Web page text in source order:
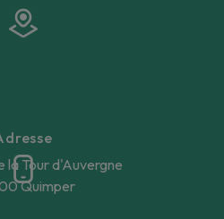
la Tour d'Auvergne
Quimper